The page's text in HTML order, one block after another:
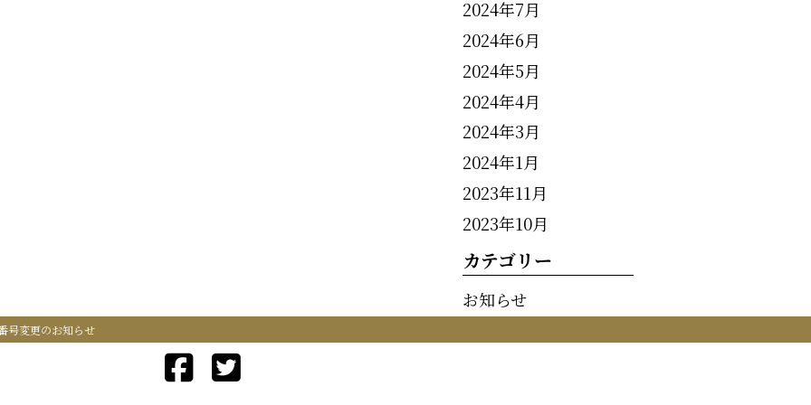
2024年7月
2024年6月
2024年5月
2024年4月
2024年3月
2024年1月
2023年11月
2023年10月
カテゴリー
お知らせ
号変更のお知らせ